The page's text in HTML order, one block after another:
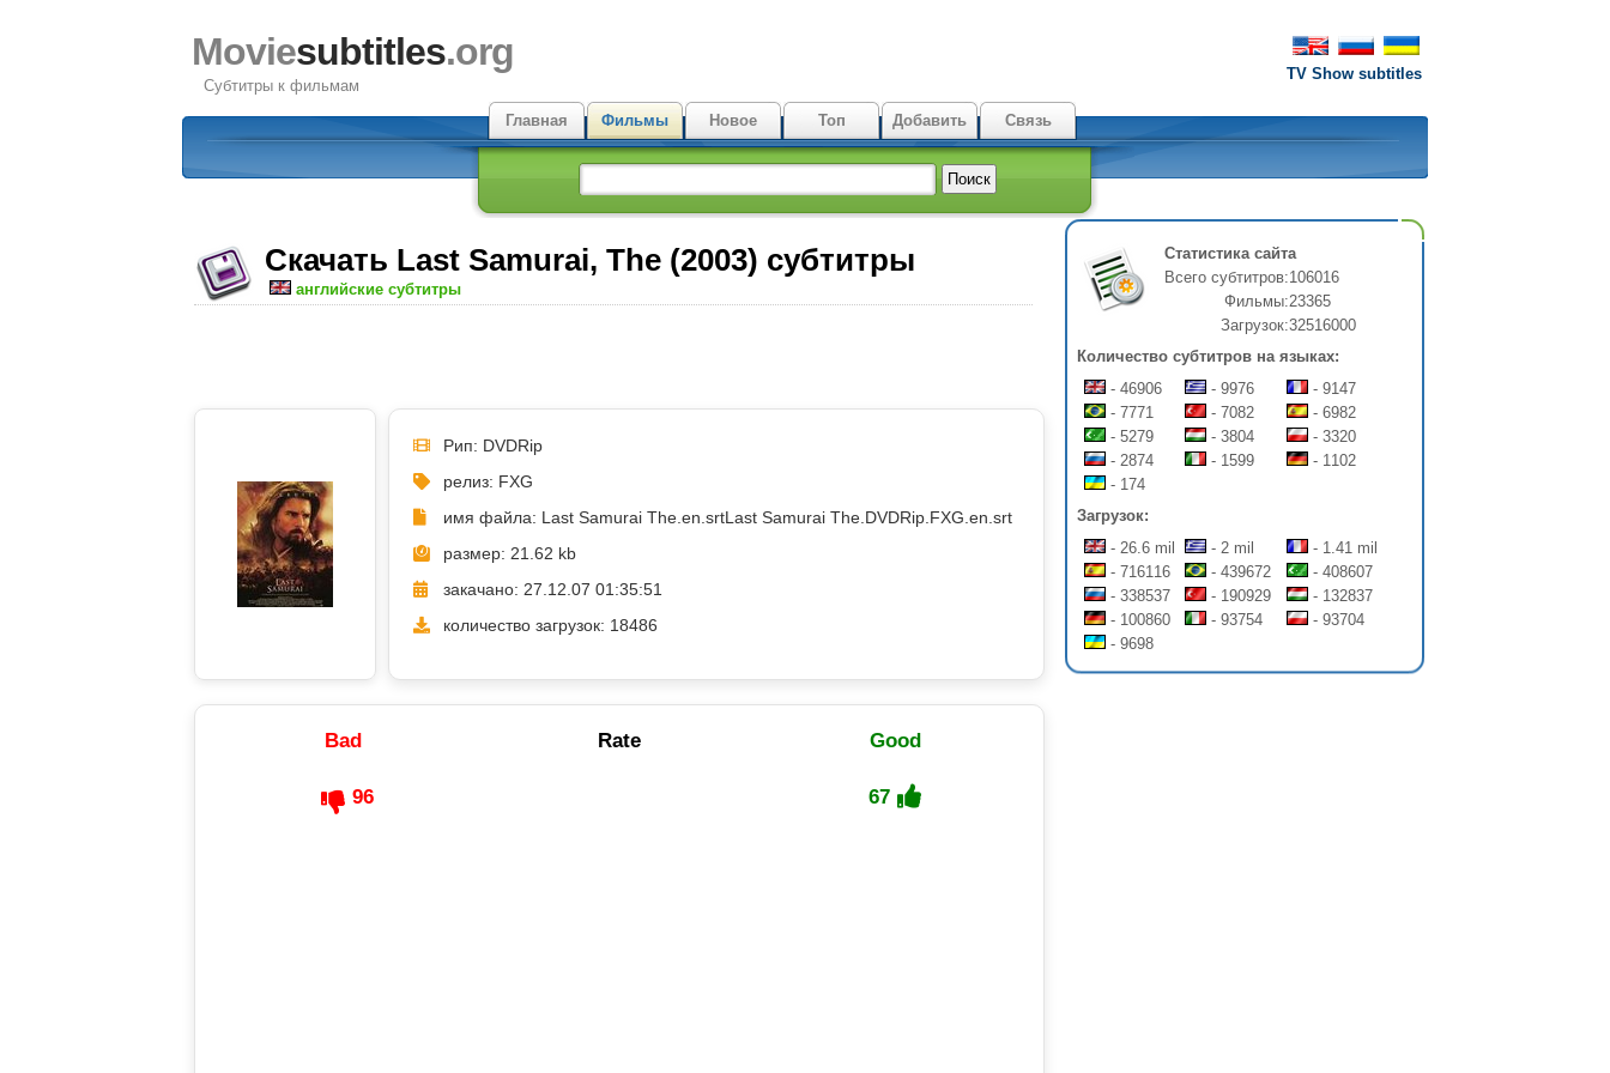
TV Show subtitles
Moviesubtitles.org
Субтитры к фильмам
Главная
Фильмы Новое Топ Добавить Связь
Скачать Last Samurai, The (2003) субтитры
английские субтитры
Рип: DVDRip
релиз: FXG
имя файла: Last Samurai The.en.srtLast Samurai The.DVDRip.FXG.en.srt
размер: 21.62 kb
закачано: 27.12.07 01:35:51
количество загрузок: 18486
Bad Rate Good
96 67
Статистика сайта
Всего субтитров:106016
Фильмы:23365
Загрузок:32516000
Количество субтитров на языках:
- 46906
- 9976
- 9147
- 7771
- 7082
- 6982
- 5279
- 3804
- 3320
- 2874
- 1599
- 1102
- 174
Загрузок:
- 26.6 mil
- 2 mil
- 1.41 mil
- 716116
- 439672
- 408607
- 338537
- 190929
- 132837
- 100860
- 93754
- 93704
- 9698